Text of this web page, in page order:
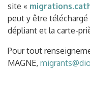
site «
peut y être téléchargé
dépliant et la carte-
Pour tout
MAGNE,